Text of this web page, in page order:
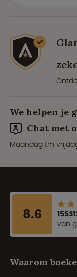
We helpen je
Chat met
Maandag tm
8.6
van
Waarom